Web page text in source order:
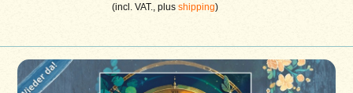
(incl. VAT., plusshipping)